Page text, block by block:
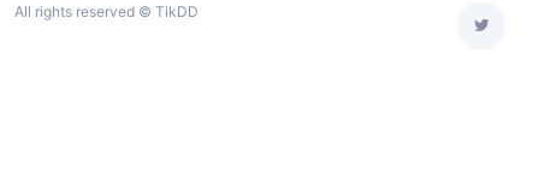
All rights reserved © TikDD